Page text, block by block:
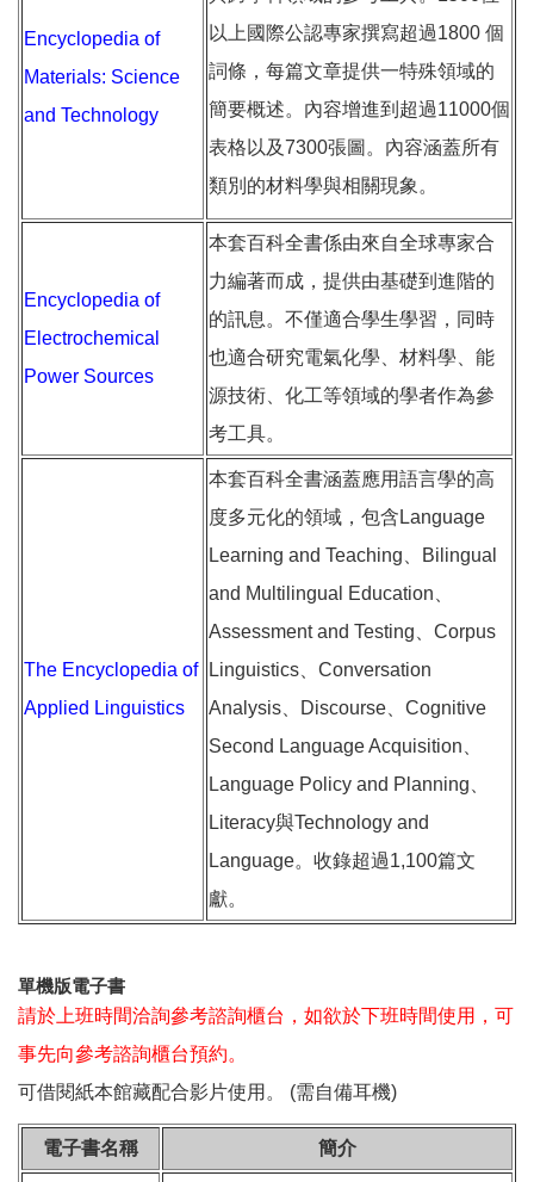
Encyclopedia of
Materials: Science
and Technology
以上國際公認專家撰寫超過1800 個
詞條，每篇文章提供一特殊領域的
簡要概述。內容增進到超過11000個
表格以及7300張圖。內容涵蓋所有
類別的材料學與相關現象。
Encyclopedia of
Electrochemical
Power Sources
本套百科全書係由來自全球專家合
力編著而成，提供由基礎到進階的
的訊息。不僅適合學生學習，同時
也適合研究電氣化學、材料學、能
源技術、化工等領域的學者作為參
考工具。
The Encyclopedia of
Applied Linguistics
本套百科全書涵蓋應用語言學的高
度多元化的領域，包含Language
Learning and Teaching、Bilingual
and Multilingual Education、
Assessment and Testing、Corpus
Linguistics、Conversation
Analysis、Discourse、Cognitive
Second Language Acquisition、
Language Policy and Planning、
Literacy與Technology and
Language。收錄超過1,100篇文
獻。
單機版電子書
請於上班時間洽詢參考諮詢櫃台，如欲於下班時間使用，可
事先向參考諮詢櫃台預約。
可借閱紙本館藏配合影片使用。 (需自備耳機)
電子書名稱 簡介